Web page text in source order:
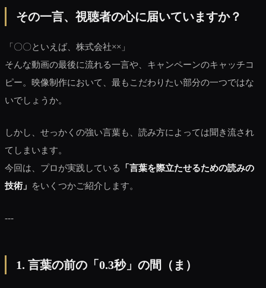
その一言、視聴者の心に届いていますか？
「〇〇といえば、株式会社××」
そんな動画の最後に流れる一言や、キャンペーンのキャッチコ
ピー。映像制作において、最もこだわりたい部分の一つではな
いでしょうか。
しかし、せっかくの強い言葉も、読み方によっては聞き流され
てしまいます。
今回は、プロが実践している
「言葉を際立たせるための読みの
技術」 をいくつかご紹介します。
---
1. 言葉の前の「0.3秒」の間（ま）